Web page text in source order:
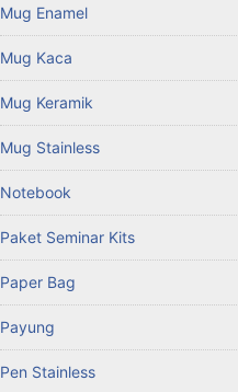
Mug Enamel
Mug Kaca
Mug Keramik
Mug Stainless
Notebook
Paket Seminar Kits
Paper Bag
Payung
Pen Stainless